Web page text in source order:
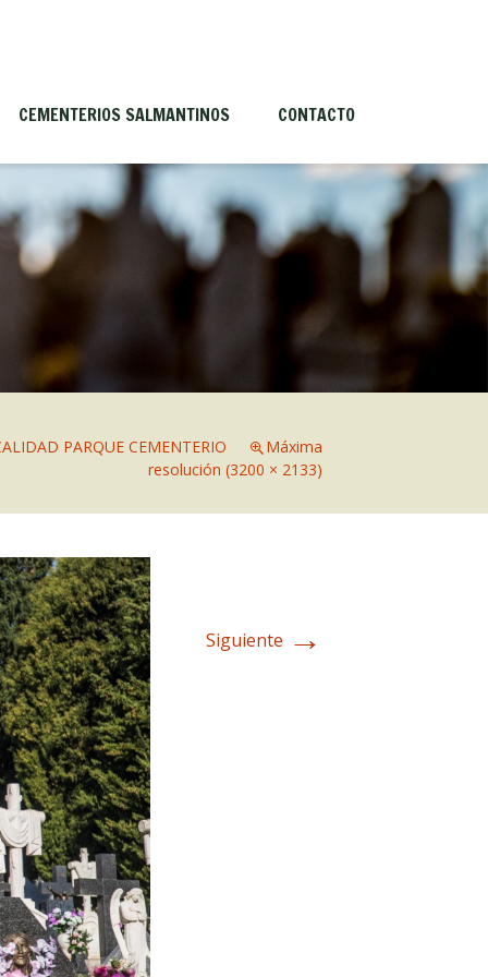
CEMENTERIOS SALMANTINOS
Antiguos Cementerios
Historia del cementerio de Villa
Sandín
CONTACTO
PARQUE CEMENTERIO
Máxima
resolución (3200 × 2133)
Siguiente →